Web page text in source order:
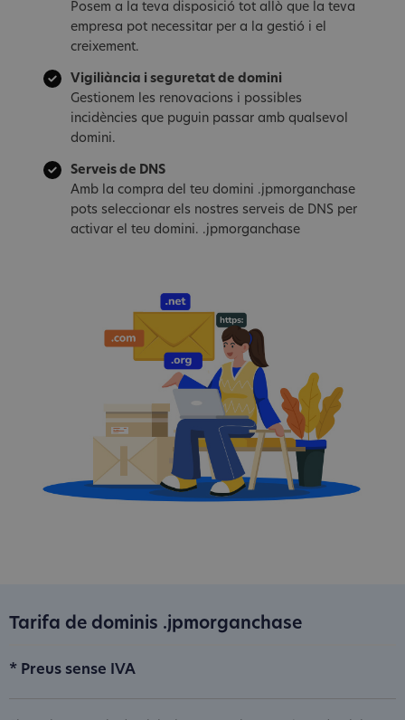
Posem a la teva disposició tot allò que la teva
empresa pot necessitar per a la gestió i el
creixement.
Vigiliància i seguretat de domini
Gestionem les renovacions i possibles
incidències que puguin passar amb qualsevol
domini.
Serveis de DNS
Amb la compra del teu domini .jpmorganchase
pots seleccionar els nostres serveis de DNS per
activar el teu domini. .jpmorganchase
Tarifa de dominis .jpmorganchase
* Preus sense IVA